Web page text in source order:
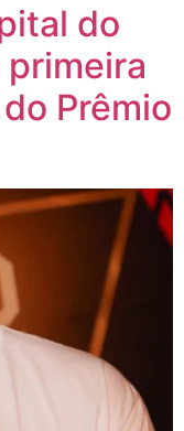
do
primeira
Prêmio